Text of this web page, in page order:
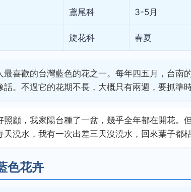
鳶尾科 3-5月
旋花科 春夏
最喜歡的台灣藍色的花之一。每年四五月，台南
話。不過它的花期不長，大概只有兩週，要抓準時
照顧，我家陽台種了一盆，幾乎全年都在開花。
天澆水，我有一次出差三天沒澆水，回來葉子都
色花卉